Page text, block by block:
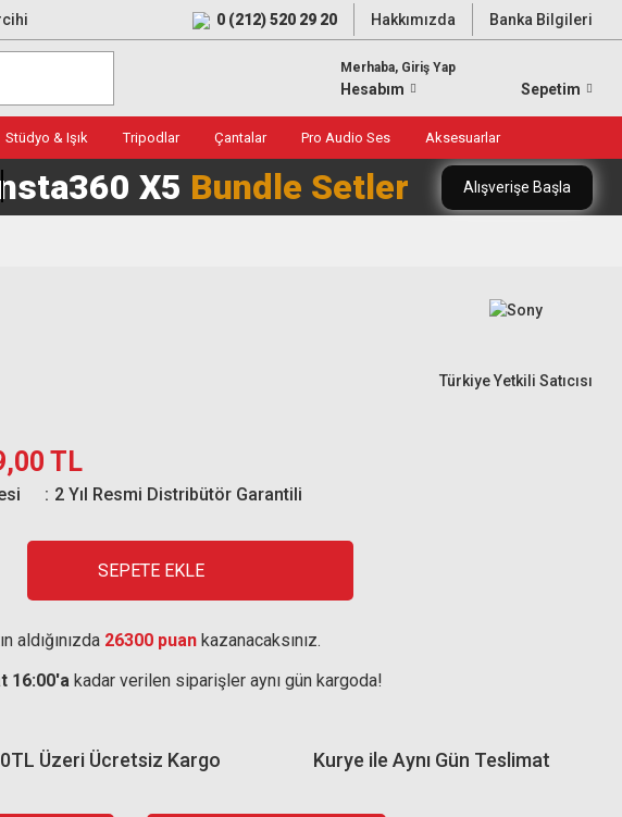
0 (212) 520 29 20 Hakkımızda Banka Bilgileri
Merhaba, Giriş Yap
Hesabım Sepetim
Stüdyo & Işık Tripodlar Çantalar Pro Audio Ses Aksesuarlar
X5 Bundle Setler Alışverişe Başla
Türkiye Yetkili Satıcısı
TL
2 Yıl Resmi Distribütör Garantili
SEPETE EKLE
aldığınızda 26300 puan kazanacaksınız.
16:00'a kadar verilen siparişler aynı gün kargoda!
Kurye ile Aynı Gün Teslimat
Üzeri Ücretsiz Kargo